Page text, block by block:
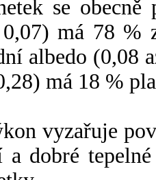
se
má 78 %
albedo (0,08
má 18 %
vyzařuje
a dobré